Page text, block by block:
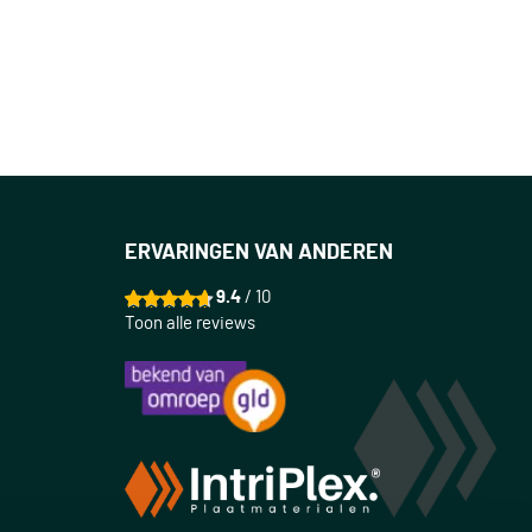
ERVARINGEN VAN ANDEREN
9.4 / 10
Toon alle reviews